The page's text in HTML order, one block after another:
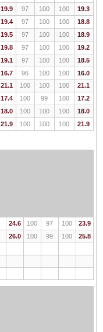
19.9 97 100 100
19.3
19.4 97 100 100
18.8
19.5 97 100 100
18.9
19.8 97 100 100
19.2
19.1 97 100 100
18.5
16.7 96 100 100
16.0
21.1 100 100 100
21.1
17.4 100 99 100
17.2
18.0 100 100 100
18.0
21.9 100 100 100 21.9
24.6 100 97 100
23.9
26.0 100 99 100 25.8